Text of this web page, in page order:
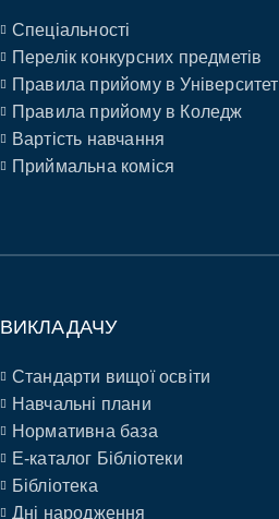
Спеціальності
Перелік конкурсних предметів
Правила прийому в Університет
Правила прийому в Коледж
Вартість навчання
Приймальна коміся
ВИКЛАДАЧУ
Стандарти вищої освіти
Навчальні плани
Нормативна база
E-каталог Бібліотеки
Бібліотека
Дні народження